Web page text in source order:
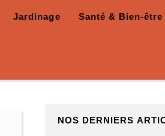
Jardinage Santé & Bien-être
NOS DERNIERS